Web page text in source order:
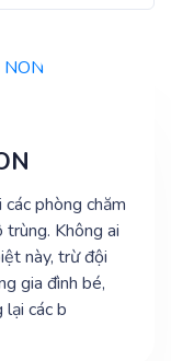
phòng chăm
Không ai
này, trừ đội
gia đình bé,
các b